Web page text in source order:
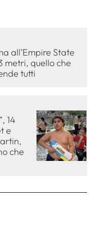
all’Empire State
metri, quello che
tutti
14
e
che